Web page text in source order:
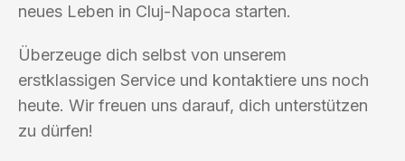
neues Leben in Cluj-Napoca starten.
Überzeuge dich selbst von unserem
erstklassigen Service und kontaktiere uns noch
heute. Wir freuen uns darauf, dich unterstützen
zu dürfen!